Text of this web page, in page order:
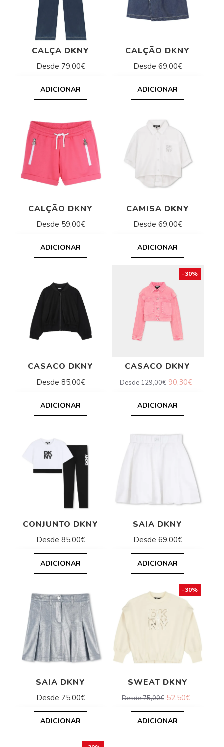
CALÇA DKNY
Desde 79,00€
ADICIONAR
CALÇÃO DKNY
Desde 69,00€
ADICIONAR
CALÇÃO DKNY
Desde 59,00€
ADICIONAR
CAMISA DKNY
Desde 69,00€
ADICIONAR
CASACO DKNY
Desde 85,00€
ADICIONAR
-30%
CASACO DKNY
Desde 129,00€ 90,30€
ADICIONAR
CONJUNTO DKNY
Desde 85,00€
ADICIONAR
SAIA DKNY
Desde 69,00€
ADICIONAR
SAIA DKNY
Desde 75,00€
ADICIONAR
-30%
SWEAT DKNY
Desde 75,00€ 52,50€
ADICIONAR